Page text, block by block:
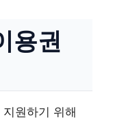
용권
원하기 위해